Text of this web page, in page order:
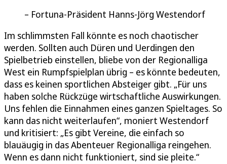
Fortuna-Präsident Hanns-Jörg Westendorf
Im schlimmsten Fall könnte es noch chaotischer
werden. Sollten auch Düren und Uerdingen den
Spielbetrieb einstellen, bliebe von der Regionalliga
West ein Rumpfspielplan übrig – es könnte bedeuten,
dass es keinen sportlichen Absteiger gibt. „Für uns
haben solche Rückzüge wirtschaftliche Auswirkungen.
Uns fehlen die Einnahmen eines ganzen Spieltages. So
kann das nicht weiterlaufen“, moniert Westendorf
und kritisiert: „Es gibt Vereine, die einfach so
blauäugig in das Abenteuer Regionalliga reingehen.
Wenn es dann nicht funktioniert, sind sie pleite.“